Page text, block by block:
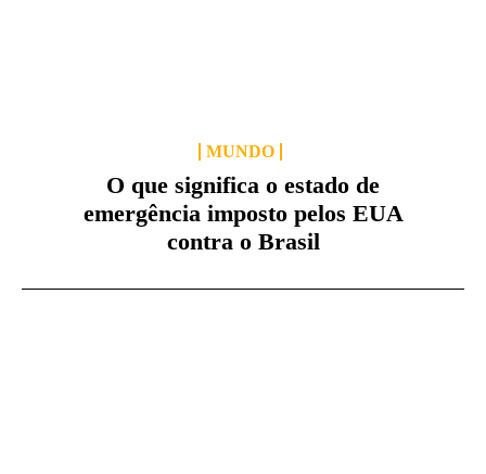
MUNDO
O que significa o estado de
emergência imposto pelos EUA
contra o Brasil